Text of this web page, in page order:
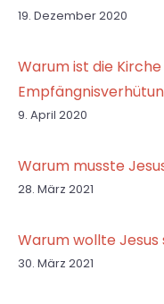
19. Dezember 2020
Warum ist die
9. April 2020
Warum musste
28. März 2021
Warum wollte
30. März 2021